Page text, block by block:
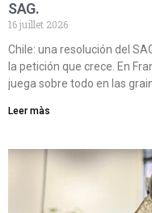
SAG.
16 juillet 2026
Chile: una resolución del
la petición que crece. En
juega sobre todo en las
Leer màs